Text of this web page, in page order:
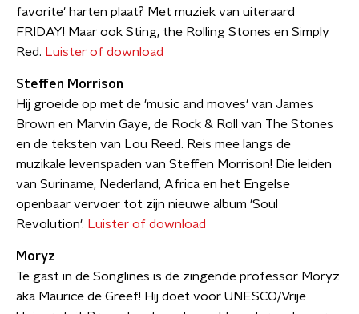
favorite' harten plaat? Met muziek van uiteraard
FRIDAY! Maar ook Sting, the Rolling Stones en Simply
Red. Luister of download
Steffen Morrison
Hij groeide op met de 'music and moves' van James
Brown en Marvin Gaye, de Rock & Roll van The Stones
en de teksten van Lou Reed. Reis mee langs de
muzikale levenspaden van Steffen Morrison! Die leiden
van Suriname, Nederland, Africa en het Engelse
openbaar vervoer tot zijn nieuwe album 'Soul
Revolution'. Luister of download
Moryz
Te gast in de Songlines is de zingende professor Moryz
aka Maurice de Greef! Hij doet voor UNESCO/Vrije